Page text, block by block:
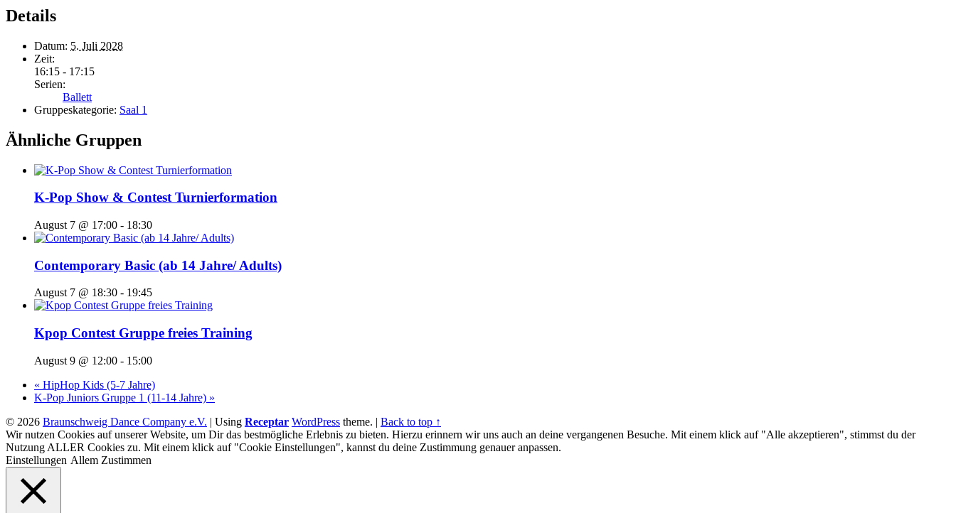
Details
Datum: 5. Juli 2028
Zeit:
16:15 - 17:15
Serien:
Ballett
Gruppeskategorie: Saal 1
Ähnliche Gruppen
K-Pop Show & Contest Turnierformation
August 7 @ 17:00 - 18:30
Contemporary Basic (ab 14 Jahre/ Adults)
August 7 @ 18:30 - 19:45
Kpop Contest Gruppe freies Training
August 9 @ 12:00 - 15:00
« HipHop Kids (5-7 Jahre)
K-Pop Juniors Gruppe 1 (11-14 Jahre) »
© 2026 Braunschweig Dance Company e.V. | Using Receptar WordPress theme. | Back to top ↑
Wir nutzen Cookies auf unserer Website, um Dir das bestmögliche Erlebnis zu bieten. Hierzu erinnern wir uns auch an deine vergangenen Besuche. Mit einem klick auf "Alle akzeptieren", stimmst du der
Nutzung ALLER Cookies zu. Mit einem klick auf "Cookie Einstellungen", kannst du deine Zustimmung genauer anpassen.
Einstellungen Allem Zustimmen